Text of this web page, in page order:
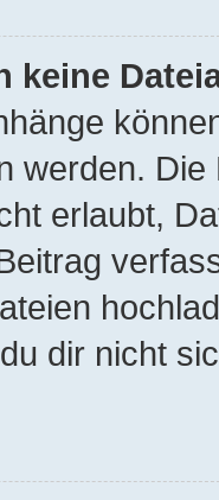
keine
werden.
erlaubt,
dir nicht